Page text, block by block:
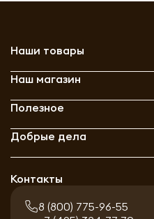
Наши товары
Наш магазин
Полезное
Добрые дела
Контакты
8 (800) 775-96-55